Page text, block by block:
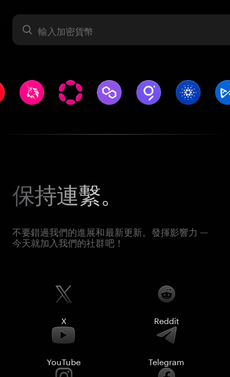
資產
保持連繫。
不要錯過我們的進展和最新更新。發揮影響力 —
今天就加入我們的社群吧！
X Reddit
YouTube Telegram